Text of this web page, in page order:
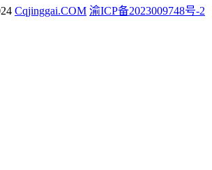
Cqjinggai.COM 渝ICP备2023009748号-2